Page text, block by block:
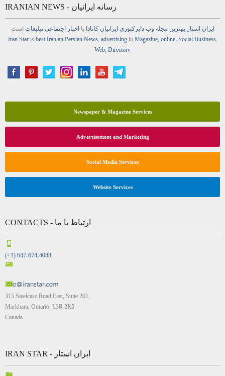
IRANIAN NEWS - رسانه ایرانیان
ایران استار بهترین مجله وب دایرکتوری ایرانیان کانادا بااخبار اجتماعی تبلیغات است
Iran Staris best Iranian Persian News, advertisingin Magazine, online, Social Business,
Web Directory
Newspaper & Magazine Services
Advertisement and Marketing
Social Media Services
Website Services
CONTACTS - ارتباط با ما
(+1) 647-674-4048
315 Steelcase Road East, Suite 201,
Markham, Ontario, L3R 2R5
Canada
IRAN STAR - ایران استار